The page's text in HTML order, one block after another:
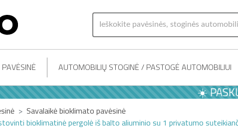
AUTOMOBILIŲ STOGINĖ / PASTOGĖ AUTOMOBILIUI
☀️
Savalaikė bioklimato pavėsinė
bioklimatinė pergolė iš balto aliuminio su 1 privatumo